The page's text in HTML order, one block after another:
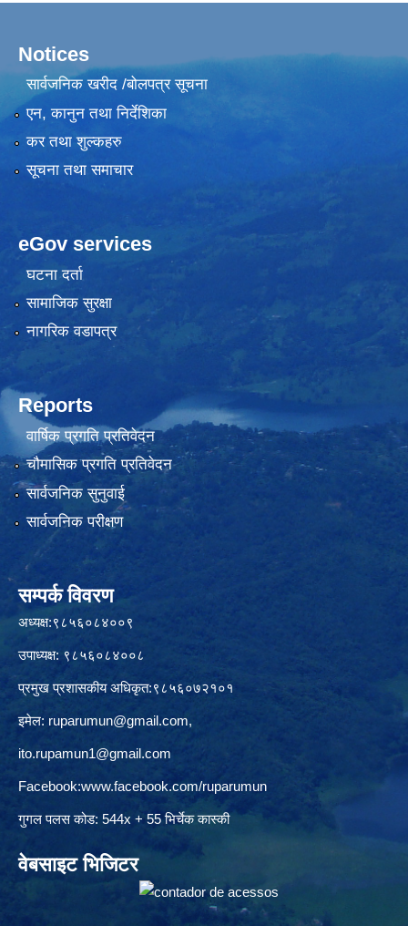
Notices
सार्वजनिक खरीद /बोलपत्र सूचना
एन, कानुन तथा निर्देशिका
कर तथा शुल्कहरु
सूचना तथा समाचार
eGov services
घटना दर्ता
सामाजिक सुरक्षा
नागरिक वडापत्र
Reports
वार्षिक प्रगति प्रतिवेदन
चौमासिक प्रगति प्रतिवेदन
सार्वजनिक सुनुवाई
सार्वजनिक परीक्षण
सम्पर्क विवरण
अध्यक्ष:९८५६०८४००९
उपाध्यक्ष: ९८५६०८४००८
प्रमुख प्रशासकीय अधिकृत:९८५६०७२१०१
इमेल: ruparumun@gmail.com,
ito.rupamun1@gmail.com
Facebook:www.facebook.com/ruparumun
गुगल पलस कोड: 544x + 55 भिर्चेक कास्की
वेबसाइट भिजिटर